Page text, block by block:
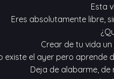
Esta
Eres absolutamente libre,
Crear de tu vida
existe el ayer pero aprende
Deja de alabarme,